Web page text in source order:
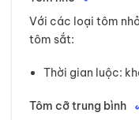
Với các loại tôm
tôm sắt:
Thời gian luộc:
Tôm cỡ trung bình